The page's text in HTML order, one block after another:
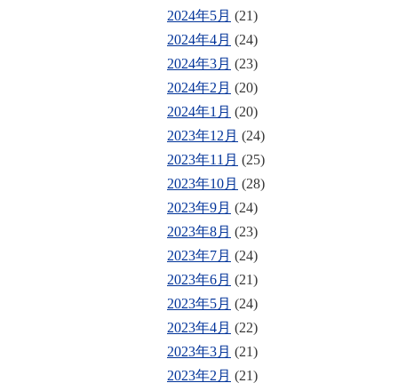
2024年5月 (21)
2024年4月 (24)
2024年3月 (23)
2024年2月 (20)
2024年1月 (20)
2023年12月 (24)
2023年11月 (25)
2023年10月 (28)
2023年9月 (24)
2023年8月 (23)
2023年7月 (24)
2023年6月 (21)
2023年5月 (24)
2023年4月 (22)
2023年3月 (21)
2023年2月 (21)